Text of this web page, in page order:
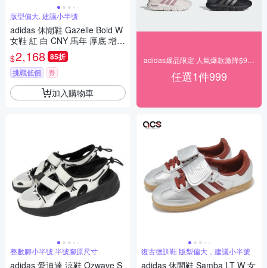
版型偏大, 建議小半號
adidas 休閒鞋 Gazelle Bold W
女鞋 紅 白 CNY 馬年 厚底 增高
膠底 愛迪達 KJ4293
$2,168 85折
挑戰低價 券
加入購物車
整數腳小半號,半號腳原尺寸
adidas 愛迪達 涼鞋 Ozwave S
任選1件999
復古德訓鞋 版型偏大，建議小半號
adidas 休閒鞋 Samba LT W 女